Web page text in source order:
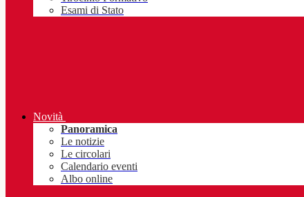
Esami di Stato
Novità
Panoramica
Le notizie
Le circolari
Calendario eventi
Albo online